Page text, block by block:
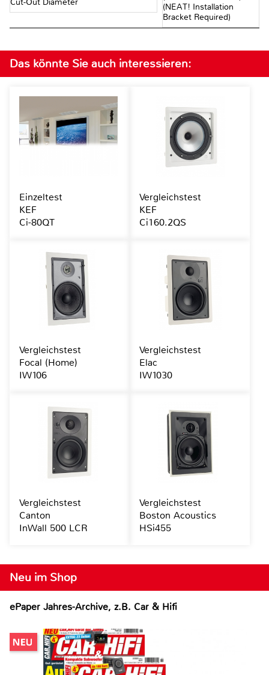
(NEAT! Installation
Bracket Required)
Neu im Shop
ePaper Jahres-Archive, z.B. Car & Hifi
Das könnte Sie auch interessieren:
Einzeltest
KEF
Ci-80QT
Vergleichstest
KEF
Ci160.2QS
Vergleichstest
Focal (Home)
IW106
Vergleichstest
Elac
IW1030
Vergleichstest
Canton
InWall 500 LCR
Vergleichstest
Boston Acoustics
HSi455